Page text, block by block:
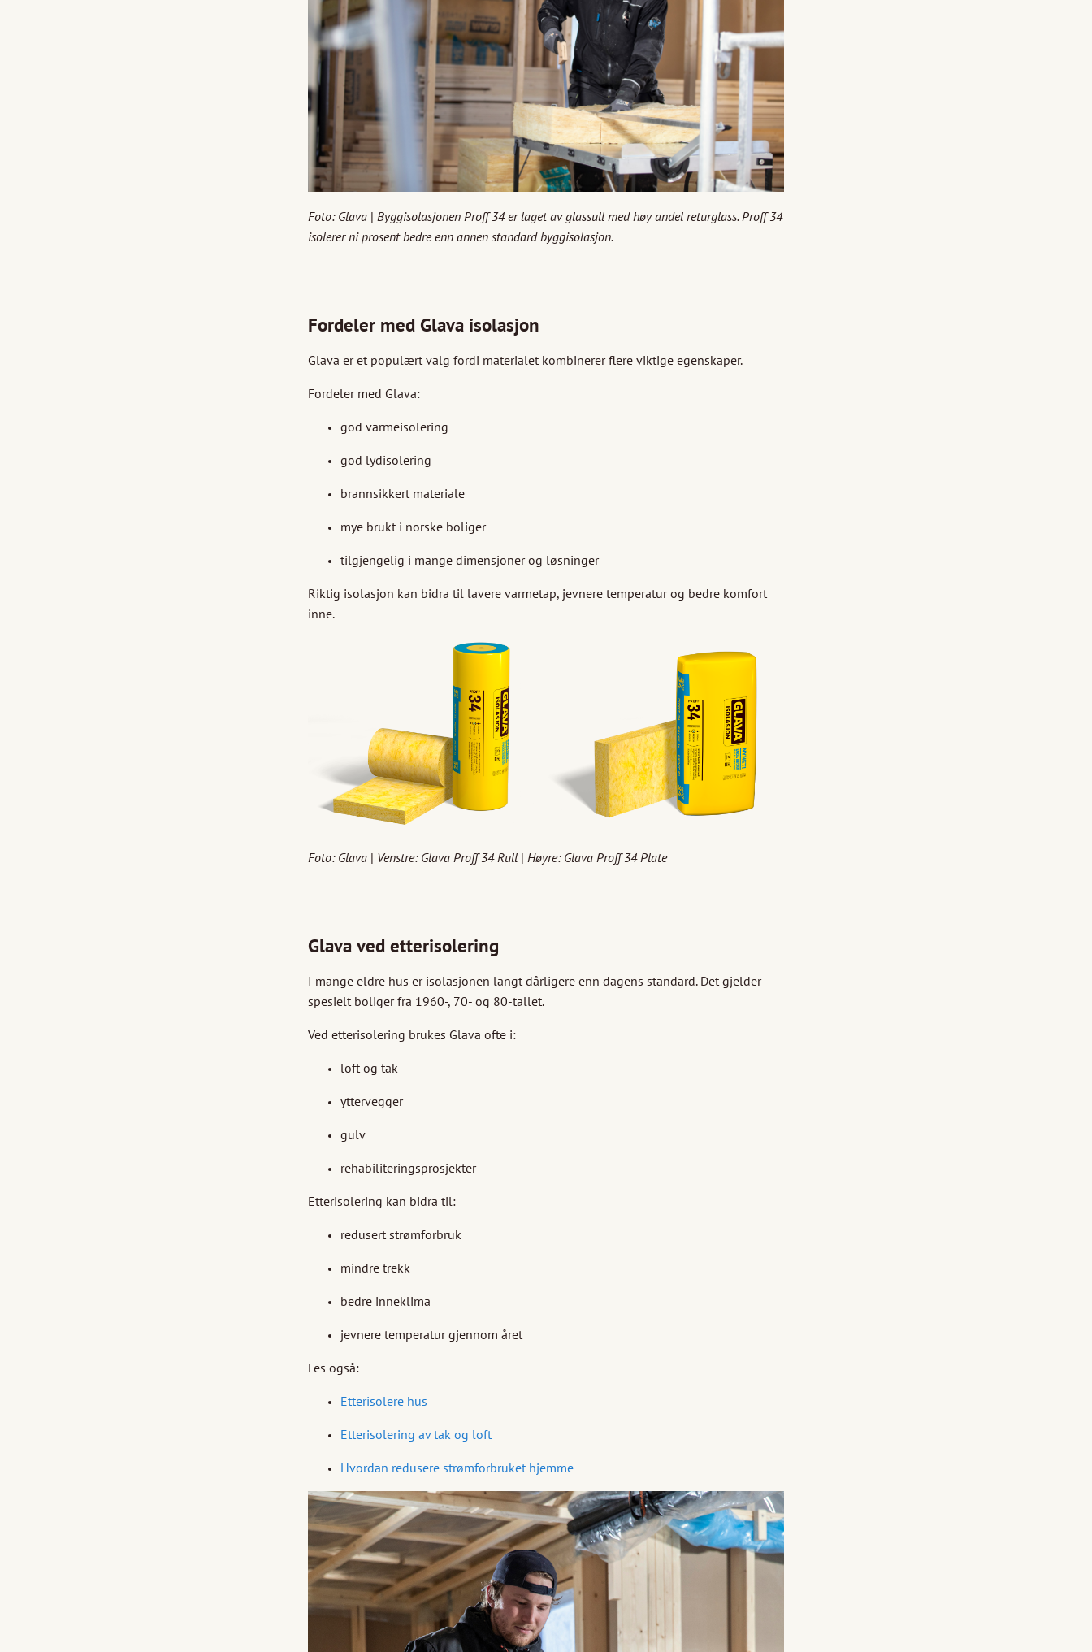
Foto: Glava | Byggisolasjonen Proff 34 er laget av glassull med høy andel returglass. Proff 34
isolerer ni prosent bedre enn annen standard byggisolasjon.
Fordeler med Glava isolasjon
Glava er et populært valg fordi materialet kombinerer flere viktige egenskaper.
Fordeler med Glava:
god varmeisolering
god lydisolering
brannsikkert materiale
mye brukt i norske boliger
tilgjengelig i mange dimensjoner og løsninger
Riktig isolasjon kan bidra til lavere varmetap, jevnere temperatur og bedre komfort
inne.
Foto: Glava | Venstre: Glava Proff 34 Rull | Høyre: Glava Proff 34 Plate
Glava ved etterisolering
I mange eldre hus er isolasjonen langt dårligere enn dagens standard. Det gjelder
spesielt boliger fra 1960-, 70- og 80-tallet.
Ved etterisolering brukes Glava ofte i:
loft og tak
yttervegger
gulv
rehabiliteringsprosjekter
Etterisolering kan bidra til:
redusert strømforbruk
mindre trekk
bedre inneklima
jevnere temperatur gjennom året
Les også:
Etterisolere hus
Etterisolering av tak og loft
Hvordan redusere strømforbruket hjemme